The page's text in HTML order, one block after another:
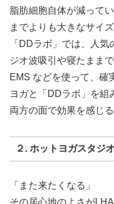
脂肪細胞自体が減って
までよりも大きなサイ
「DDラボ」では、人
ジオ波吸引や寝たまま
EMS などを使って、確
ヨガと「DDラボ」を組
両方の面で効果を感じ
２. ホットヨガスタジ
「また来たくなる」
その居心地のよさが